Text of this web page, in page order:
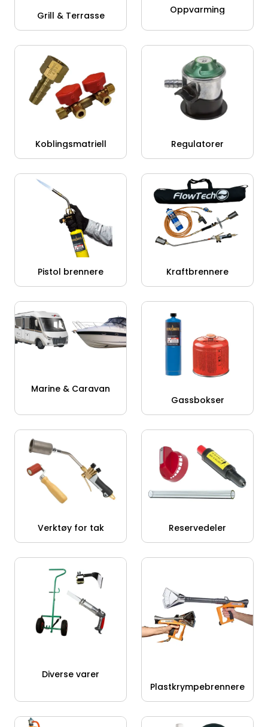
Grill & Terrasse Oppvarming
Koblingsmatriell Regulatorer
Pistol brennere Kraftbrennere
Marine & Caravan
Gassbokser
Verktøy for tak Reservedeler
Diverse varer
Plastkrympebrennere